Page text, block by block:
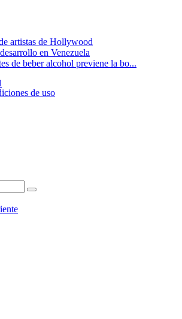
artistas de Hollywood
en Venezuela
de beber alcohol previene la bo...
de uso